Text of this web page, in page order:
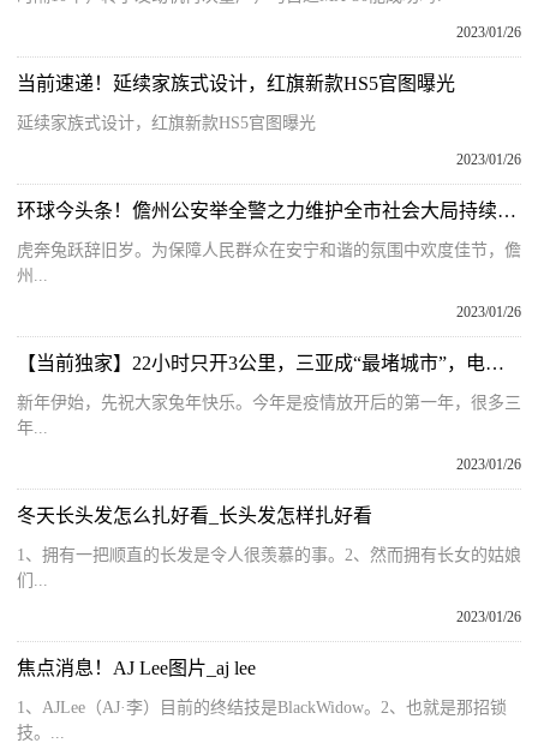
2023/01/26
当前速递！延续家族式设计，红旗新款HS5官图曝光
延续家族式设计，红旗新款HS5官图曝光
2023/01/26
环球今头条！儋州公安举全警之力维护全市社会大局持续稳定
虎奔兔跃辞旧岁。为保障人民群众在安宁和谐的氛围中欢度佳节，儋
州...
2023/01/26
【当前独家】22小时只开3公里，三亚成“最堵城市”，电动车车主还是很焦虑
新年伊始，先祝大家兔年快乐。今年是疫情放开后的第一年，很多三
年...
2023/01/26
冬天长头发怎么扎好看_长头发怎样扎好看
1、拥有一把顺直的长发是令人很羡慕的事。2、然而拥有长女的姑娘
们...
2023/01/26
焦点消息！AJ Lee图片_aj lee
1、AJLee（AJ·李）目前的终结技是BlackWidow。2、也就是那招锁
技。...